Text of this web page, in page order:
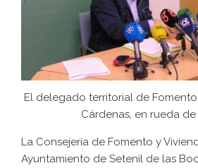
El delegado territorial de
Cárdenas, en rueda de
La Consejería de Fomento y
Ayuntamiento de Setenil de las